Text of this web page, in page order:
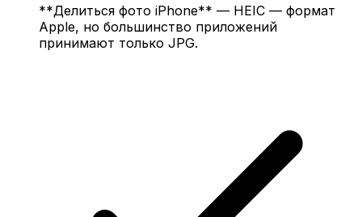
**Делиться фото iPhone** — HEIC — формат
Apple, но большинство приложений
принимают только JPG.